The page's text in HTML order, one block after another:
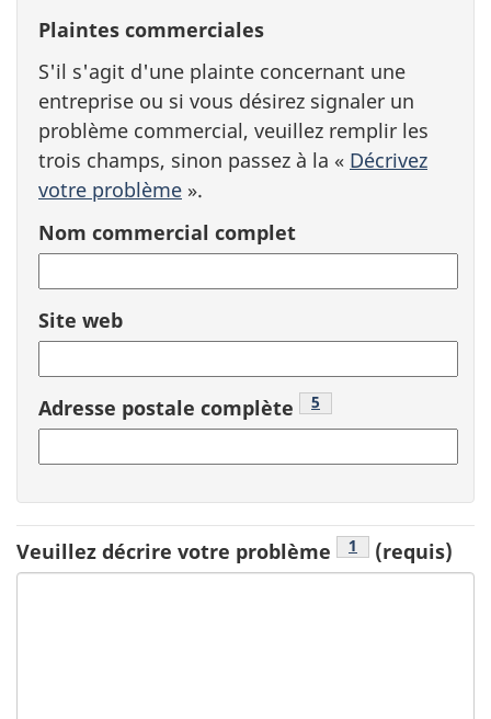
Plaintes commerciales
S'il s'agit d'une plainte concernant une
entreprise ou si vous désirez signaler un
problème commercial, veuillez remplir les
trois champs, sinon passez à la « Décrivez
votre problème ».
Nom commercial complet
Site web
Adresse postale complète Footnote
5
Veuillez décrire votre problème Footnote
1 (requis)